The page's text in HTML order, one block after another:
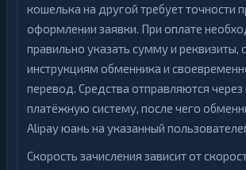
кошелька на другой требует точности
оформлении заявки. При оплате
правильно указать сумму и реквизиты,
инструкциям обменника и
перевод. Средства отправляются
платёжную систему, после чего
Alipay юань на указанный
Скорость зачисления зависит от